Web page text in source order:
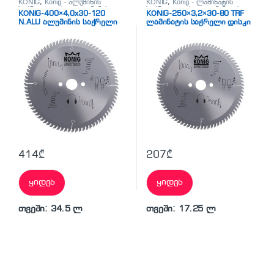
KÖNİG, Konig - ალუმინის
საჭრელი დისკი, ალუმინის
საჭრელი დისკები
KÖNİG-400×4,0x30-120
N.ALU ალუმინის საჭრელი
414₾
ყიდვა
თვეში: 34.5 ლ
KÖNİG, Konig - ლამინატის
საჭრელი დისკი,
ლამინატის
საჭრელი დისკები
KÖNİG-250×3,2×30-80 TRF
ლამინატის საჭრელი დისკი
207₾
ყიდვა
თვეში: 17.25 ლ